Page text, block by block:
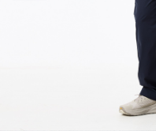
５．嚴禁一人註冊多個帳號或
恩沛科技股份有限公司將有權